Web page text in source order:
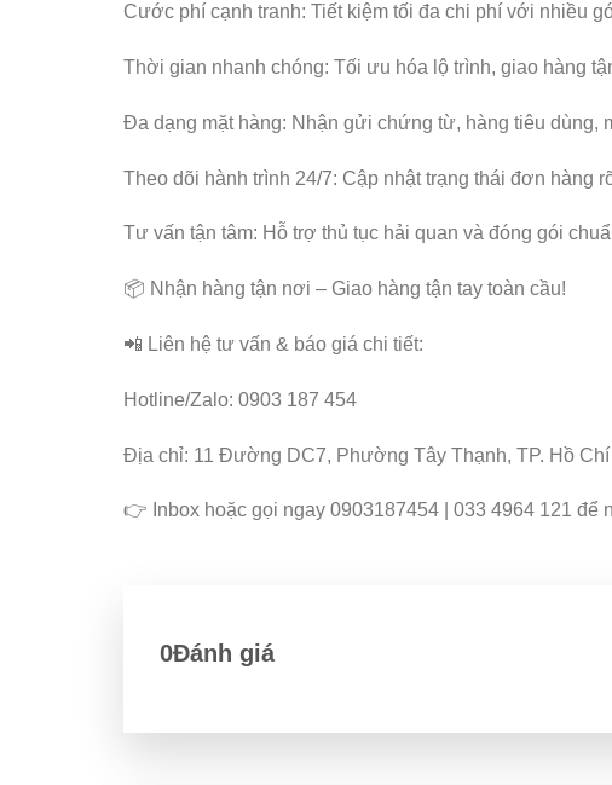
Cước phí cạnh tranh: Tiết kiệm tối đa chi phí với nhiều
Thời gian nhanh chóng: Tối ưu hóa lộ trình, giao hàng
Đa dạng mặt hàng: Nhận gửi chứng từ, hàng tiêu dùng,
Theo dõi hành trình 24/7: Cập nhật trạng thái đơn hàng
Tư vấn tận tâm: Hỗ trợ thủ tục hải quan và đóng gói
📦 Nhận hàng tận nơi – Giao hàng tận tay toàn cầu!
📲 Liên hệ tư vấn & báo giá chi tiết:
Hotline/Zalo: 0903 187 454
Địa chỉ: 11 Đường DC7, Phường Tây Thạnh, TP. Hồ Chí
👉 Inbox hoặc gọi ngay 0903187454 | 033 4964 121 để
0Đánh giá